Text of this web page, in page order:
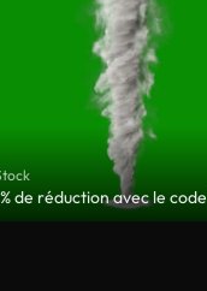
de réduction avec le code